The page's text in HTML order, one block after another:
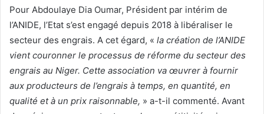
Pour Abdoulaye Dia Oumar, Président par intérim de
l’ANIDE, l’Etat s’est engagé depuis 2018 à libéraliser le
secteur des engrais. A cet égard, « la création de l’ANIDE
vient couronner le processus de réforme du secteur des
engrais au Niger. Cette association va œuvrer à fournir
aux producteurs de l’engrais à temps, en quantité, en
qualité et à un prix raisonnable, » a-t-il commenté. Avant